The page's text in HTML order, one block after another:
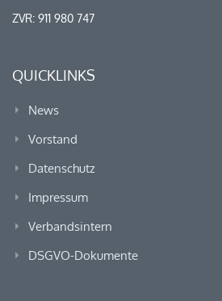
ZVR: 911 980 747
QUICKLINKS
News
Vorstand
Datenschutz
Impressum
Verbandsintern
DSGVO-Dokumente